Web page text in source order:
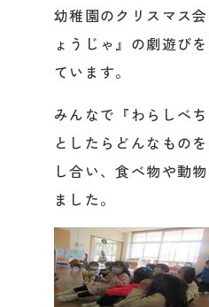
幼稚園のクリスマス
ょうじゃ』の劇遊び
ています。
みんなで『わらしべ
としたらどんなもの
し合い、食べ物や動
ました。